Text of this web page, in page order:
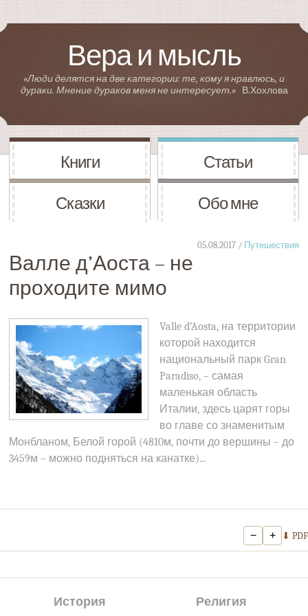
Вера и мысль
«Люди делятся на две категории: те, кому я нравлюсь, и
дураки. Мнение дураков меня не интересует.»
В.Хохлова
Книги Статьи
Сказки Обо мне
05.08.2017 / Путешествия
Валле д’Аоста – не
проходите мимо
Valle d’Aosta, на территории
которой находится
национальный парк Gran
Paradiso, – самая
маленькая область
Италии, здесь царят горы
во главе со знаменитым
Монбланом, Белой горой (4810м, почти до вершины – до
3459м – можно подняться на канатке)...
− + ⬇ PDF
История Религия